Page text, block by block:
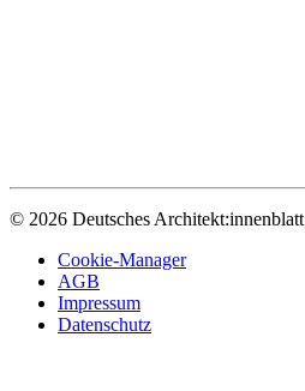
© 2026 Deutsches Architekt:innenblatt
Cookie-Manager
AGB
Impressum
Datenschutz